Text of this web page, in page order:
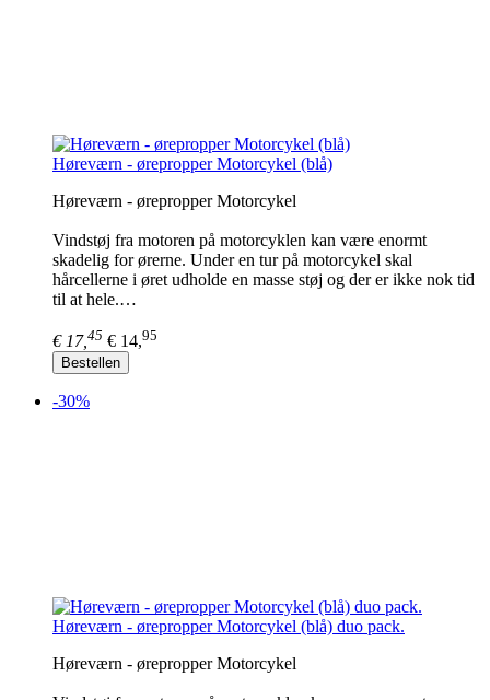
Høreværn - ørepropper Motorcykel (blå)
Høreværn - ørepropper Motorcykel
Vindstøj fra motoren på motorcyklen kan være enormt
skadelig for ørerne. Under en tur på motorcykel skal
hårcellerne i øret udholde en masse støj og der er ikke nok tid
til at hele.…
€ 17, 45 € 14,95
Bestellen
-30%
Høreværn - ørepropper Motorcykel (blå) duo pack.
Høreværn - ørepropper Motorcykel